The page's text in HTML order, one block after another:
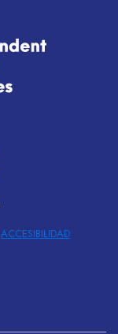
ACCESIBILIDAD